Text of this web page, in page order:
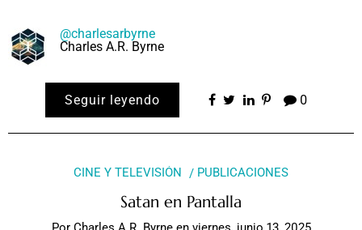
@charlesarbyrne
Charles A.R. Byrne
Seguir leyendo 0
CINE Y TELEVISIÓN PUBLICACIONES
Satan en Pantalla